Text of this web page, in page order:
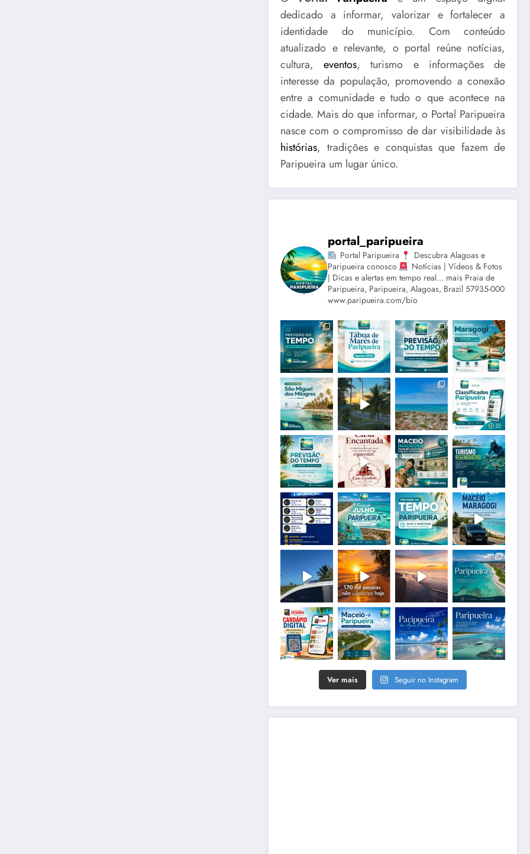
dedicado a informar, valorizar e fortalecer a
identidade do município. Com conteúdo
atualizado e relevante, o portal reúne notícias,
cultura,eventos, turismo e informações de
interesse da população, promovendo a conexão
entre a comunidade e tudo o que acontece na
cidade. Mais do que informar, o Portal Paripueira
nasce com o compromisso de dar visibilidade às
histórias, tradições e conquistas que fazem de
Paripueira um lugar único.
portal_paripueira
Portal Paripueira
Descubra Alagoas e
Paripueira conosco
Notícias | Vídeos & Fotos
| Dicas e alertas em tempo real... mais Praia de
Paripueira, Paripueira, Alagoas, Brazil 57935-000
www.paripueira.com/bio
Ver mais Seguir no Instagram